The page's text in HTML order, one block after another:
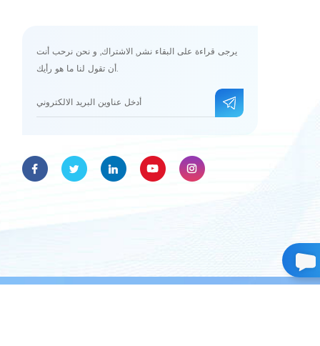
يرجى قراءة على البقاء نشر, الاشتراك, و نحن نرحب أنت
أن تقول لنا ما هو رأيك.